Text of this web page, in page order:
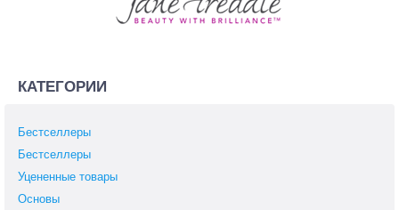
КАТЕГОРИИ
Бестселлеры
Бестселлеры
Уцененные товары
Основы